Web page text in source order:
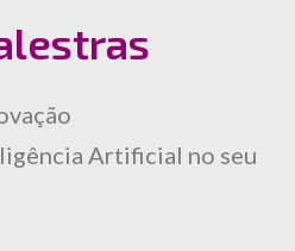
Artificial no seu